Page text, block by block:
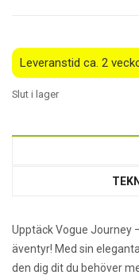
Leveranstid ca. 2
Slut i lager
Upptäck Vogue Journey
äventyr! Med sin
den dig dit du behöver